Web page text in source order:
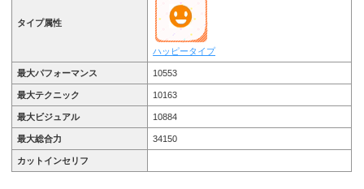
タイプ属性
ハッピータイプ
最大パフォーマンス 10553
最大テクニック 10163
最大ビジュアル 10884
最大総合力 34150
カットインセリフ